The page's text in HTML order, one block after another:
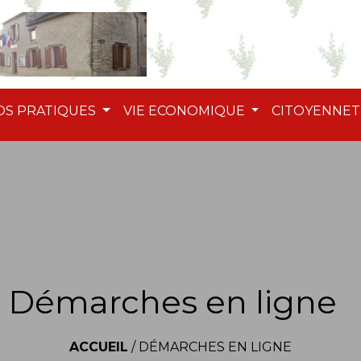
PRATIQUES VIE ECONOMIQUE
Démarches en ligne
ACCUEIL / DÉMARCHES EN LIGNE